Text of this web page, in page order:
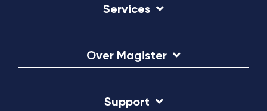
Services
Over Magister
Support